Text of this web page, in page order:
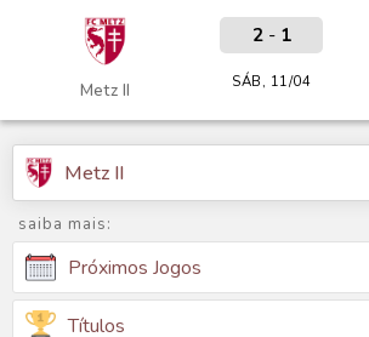
Metz II
2- 1
SÁB, 11/04
Metz II
saiba mais:
Próximos Jogos
Títulos